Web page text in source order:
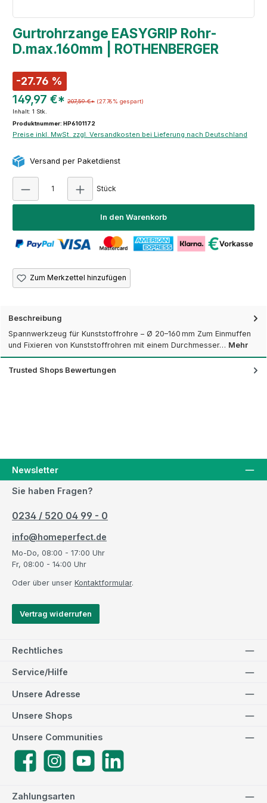
Gurtrohrzange EASYGRIP Rohr-
D.max.160mm | ROTHENBERGER
-27.76 %
149,97 €* 207,59 €* (27.76% gespart)
Inhalt: 1 Stk.
Produktnummer: HP6101172
Preise inkl. MwSt. zzgl. Versandkosten bei Lieferung nach Deutschland
Versand per Paketdienst
Stück
In den Warenkorb
Zum Merkzettel hinzufügen
Beschreibung
Spannwerkzeug für Kunststoffrohre – Ø 20–160 mm Zum Einmuffen
und Fixieren von Kunststoffrohren mit einem Durchmesser… Mehr
Trusted Shops Bewertungen
Newsletter
Sie haben Fragen?
0234 / 520 04 99 - 0
info@homeperfect.de
Mo-Do, 08:00 - 17:00 Uhr
Fr, 08:00 - 14:00 Uhr
Oder über unser Kontaktformular.
Vertrag widerrufen
Rechtliches
Service/Hilfe
Zahlungsarten
Unsere Adresse
Unsere Communities
FacebookInstagramYouTube
Unsere Shops